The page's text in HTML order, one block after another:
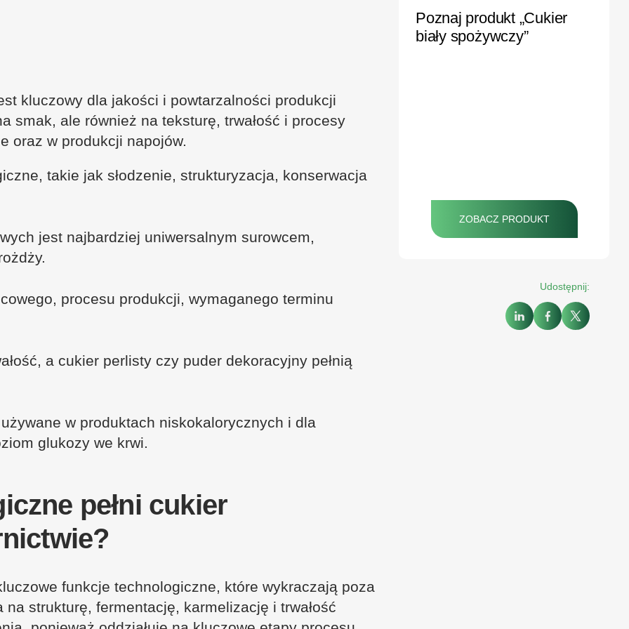
kluczowy dla jakości i powtarzalności produkcji
smak, ale również na teksturę, trwałość i procesy
oraz w produkcji napojów.
takie jak słodzenie, strukturyzacja, konserwacja
jest najbardziej uniwersalnym surowcem,
procesu produkcji, wymaganego terminu
a cukier perlisty czy puder dekoracyjny pełnią
w produktach niskokalorycznych i dla
glukozy we krwi.
pełni cukier
funkcje technologiczne, które wykraczają poza
na strukturę, fermentację, karmelizację i trwałość
Poznaj produkt „Cukier
biały spożywczy”
ZOBACZ PRODUKT
Udostępnij: